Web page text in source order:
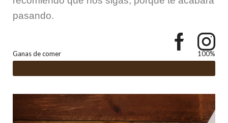
pasando.
Ganas de comer 100%